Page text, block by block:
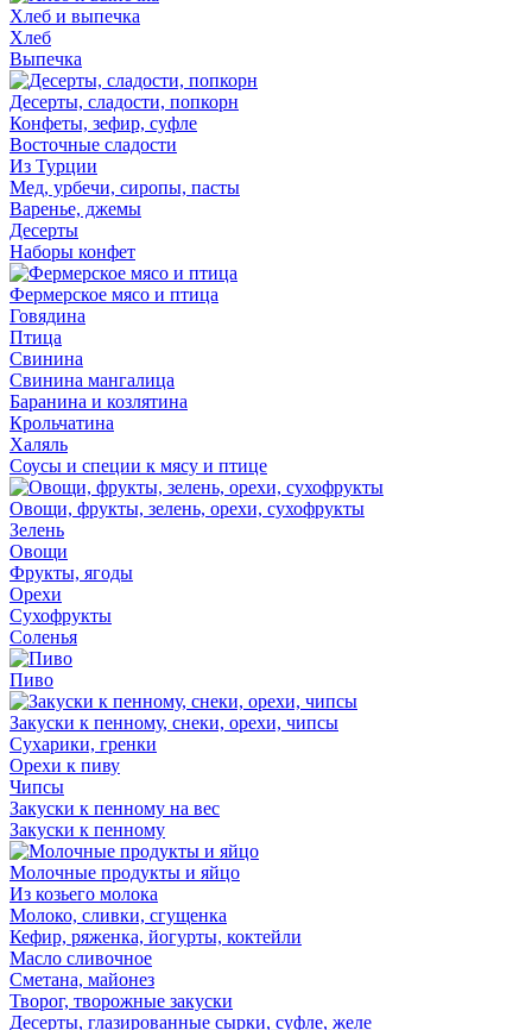
Хлеб и выпечка
Хлеб
Выпечка
Десерты, сладости, попкорн
Конфеты, зефир, суфле
Восточные сладости
Из Турции
Мед, урбечи, сиропы, пасты
Варенье, джемы
Десерты
Наборы конфет
Фермерское мясо и птица
Говядина
Птица
Свинина
Свинина мангалица
Баранина и козлятина
Крольчатина
Халяль
Соусы и специи к мясу и птице
Овощи, фрукты, зелень, орехи, сухофрукты
Зелень
Овощи
Фрукты, ягоды
Орехи
Сухофрукты
Соленья
Пиво
Закуски к пенному, снеки, орехи, чипсы
Сухарики, гренки
Орехи к пиву
Чипсы
Закуски к пенному на вес
Закуски к пенному
Молочные продукты и яйцо
Из козьего молока
Молоко, сливки, сгущенка
Кефир, ряженка, йогурты, коктейли
Масло сливочное
Сметана, майонез
Творог, творожные закуски
Десерты, глазированные сырки, суфле, желе